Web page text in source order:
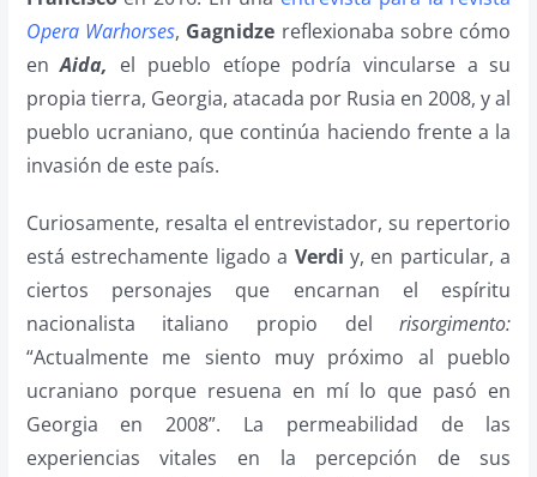
Opera Warhorses, Gagnidze reflexionaba sobre cómo
enAida, el pueblo etíope podría vincularse a su
propia tierra, Georgia, atacada por Rusia en 2008, y al
pueblo ucraniano, que continúa haciendo frente a la
invasión de este país.
Curiosamente, resalta el entrevistador, su repertorio
está estrechamente ligado a Verdi y, en particular, a
ciertos personajes que encarnan el espíritu
nacionalista italiano propio delrisorgimento:
“Actualmente me siento muy próximo al pueblo
ucraniano porque resuena en mí lo que pasó en
Georgia en 2008”. La permeabilidad de las
experiencias vitales en la percepción de sus